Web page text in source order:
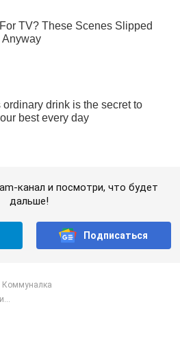
канал и посмотри, что будет
дальше!
Подписаться
Коммуналка